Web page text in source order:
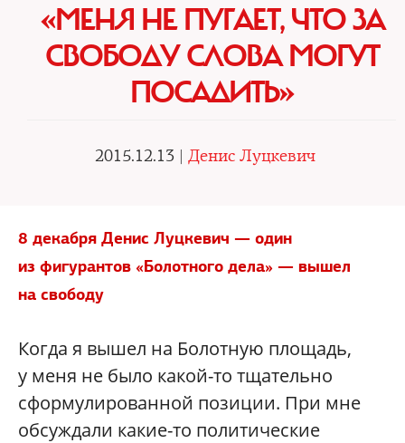
«МЕНЯ НЕ ПУГАЕТ, ЧТО ЗА
СВОБОДУ СЛОВА МОГУТ
ПОСАДИТЬ»
2015.12.13 | Денис Луцкевич
8 декабря Денис Луцкевич — один
из фигурантов «Болотного дела» — вышел
на свободу
Когда я вышел на Болотную площадь,
у меня не было какой-то тщательно
сформулированной позиции. При мне
обсуждали какие-то политические